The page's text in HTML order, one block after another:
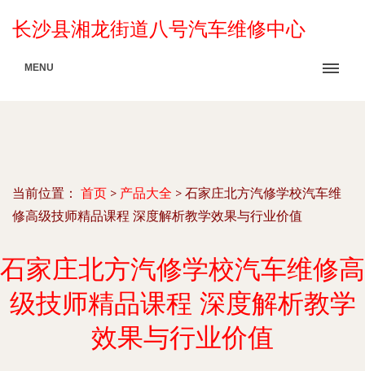
长沙县湘龙街道八号汽车维修中心
MENU
当前位置： 首页 > 产品大全 > 石家庄北方汽修学校汽车维
修高级技师精品课程 深度解析教学效果与行业价值
石家庄北方汽修学校汽车维修高
级技师精品课程 深度解析教学
效果与行业价值